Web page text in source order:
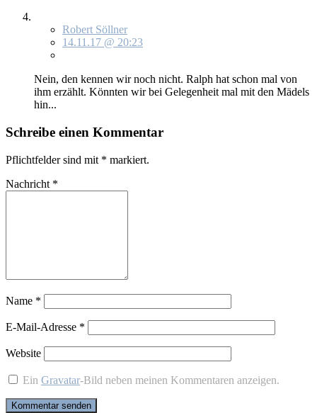
Robert Söllner
14.11.17 @ 20:23
Nein, den ken­nen wir noch nicht. Ralph hat schon mal von
ihm er­zählt. Könn­ten wir bei Ge­le­gen­heit mal mit den Mä­dels
hin...
Schreibe einen Kommentar
Pflichtfelder sind mit * markiert.
Nachricht *
Name *
E-Mail-Adresse *
Website
EinGravatar-Bild neben meinen Kommentaren anzeigen.